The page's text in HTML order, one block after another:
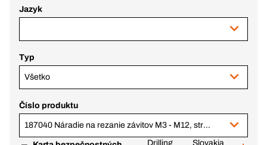
Jazyk
Typ
Všetko
Číslo produktu
187040 Náradie na rezanie závitov M3 - M12, strojové aj ručné, 61-d. súprava
Drilling
Slovakia